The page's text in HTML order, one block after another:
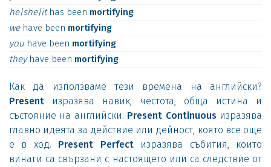
he|she|it has been mortifying
we have been mortifying
you have been mortifying
they have been mortifying
Как да използваме тези времена на английски?
Present изразява навик, честота, обща истина и
състояние на английски. Present Continuousизразява
главно идеята за действие или дейност, която все още
е в ход. Present Perfectизразява събития, които
винаги са свързани с настоящето или са следствие от